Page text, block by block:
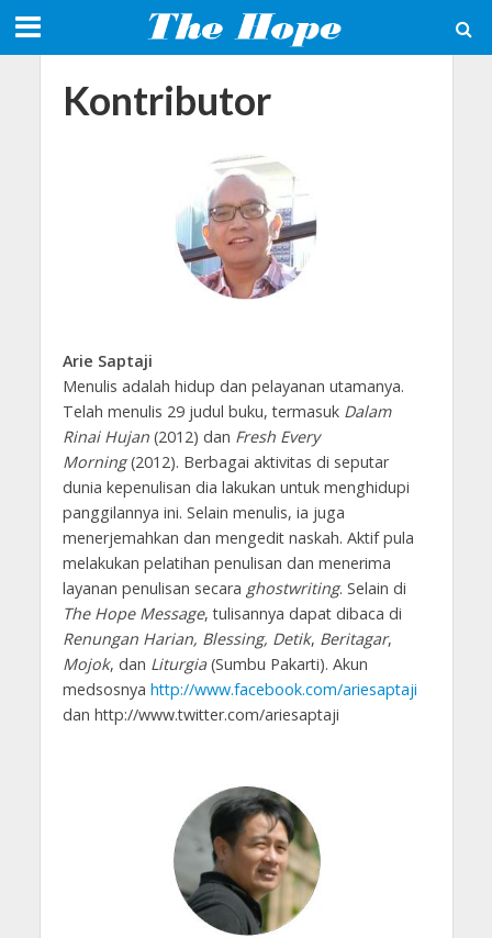
Kontributor
Arie Saptaji
Menulis adalah hidup dan pelayanan utamanya.
Telah menulis 29 judul buku, termasuk Dalam
Rinai Hujan(2012) dan Fresh Every
Morning(2012). Berbagai aktivitas di seputar
dunia kepenulisan dia lakukan untuk menghidupi
panggilannya ini. Selain menulis, ia juga
menerjemahkan dan mengedit naskah. Aktif pula
melakukan pelatihan penulisan dan menerima
layanan penulisan secara ghostwriting. Selain di
The Hope Message, tulisannya dapat dibaca di
Renungan Harian, Blessing, Detik, Beritagar,
Mojok, dan Liturgia(Sumbu Pakarti). Akun
medsosnya http://www.facebook.com/ariesaptaji
dan http://www.twitter.com/ariesaptaji